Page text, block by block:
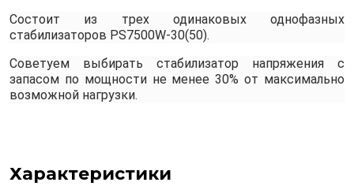
Состоит из трех одинаковых однофазных
стабилизаторов PS7500W-30(50).
Советуем выбирать стабилизатор напряжения с
запасом по мощности не менее 30% от максимально
возможной нагрузки.
Характеристики